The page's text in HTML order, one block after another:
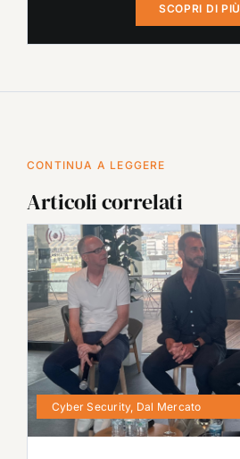
SCOPRI DI PIÙ
CONTINUA A LEGGERE
Articoli correlati
Cyber Security, Dal Mercato